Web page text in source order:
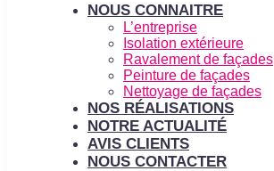
NOUS CONNAITRE
L’entreprise
Isolation extérieure
Ravalement de façades
Peinture de façades
Nettoyage de façades
NOS RÉALISATIONS
NOTRE ACTUALITÉ
AVIS CLIENTS
NOUS CONTACTER